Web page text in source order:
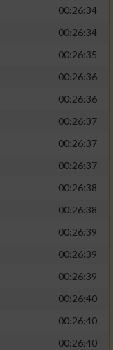
00:26:34
00:26:34
00:26:35
00:26:36
00:26:36
00:26:37
00:26:37
00:26:37
00:26:38
00:26:38
00:26:39
00:26:39
00:26:39
00:26:40
00:26:40
00:26:40